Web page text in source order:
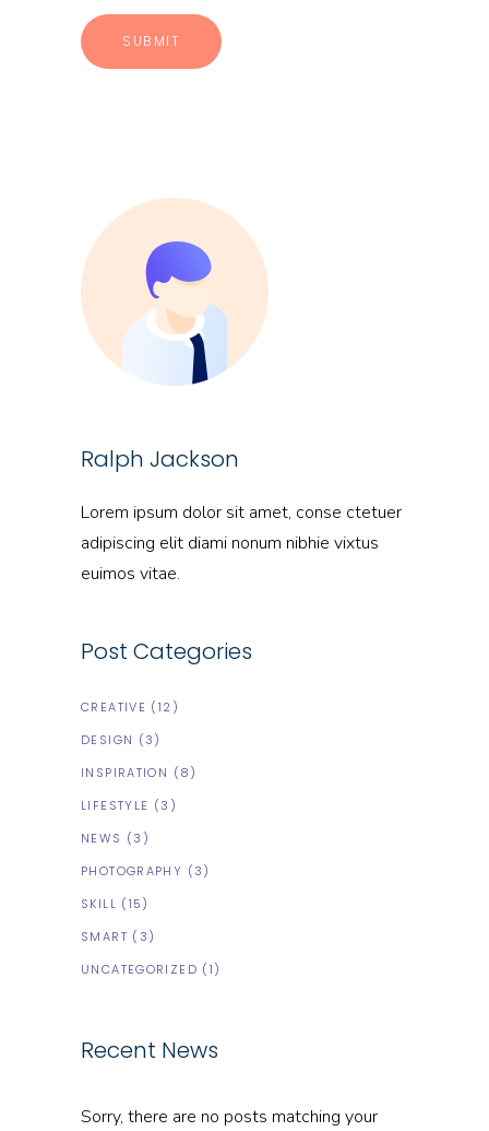
Ralph Jackson
Lorem ipsum dolor sit amet, conse ctetuer
adipiscing elit diami nonum nibhie vixtus
euimos vitae.
Post Categories
CREATIVE (12)
DESIGN (3)
INSPIRATION (8)
LIFESTYLE (3)
NEWS (3)
PHOTOGRAPHY (3)
SKILL (15)
SMART (3)
UNCATEGORIZED (1)
Recent News
Sorry, there are no posts matching your